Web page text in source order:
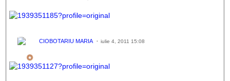
CIOBOTARIU MARIA iulie 4, 2011 15:08